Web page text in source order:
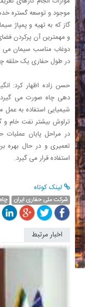
موجود و توسعه گستره
گاز که به تهیه و پمپاژ
و مهمترین آن پرکردن
دوغاب مناسب سیمان می
در طول حفاری یک
حسن زاده اظهار کرد:
دهی چاه صورت می گیرد
شیمیایی استفاده به
تراوش بیشتر نفت خام و
در مراحل پایان
تعمیری و در حال بهره
استفاده قرار می گیرد.
لینک کوتاه
شرکت ملی حفاری ایران
اخبار مرتبط